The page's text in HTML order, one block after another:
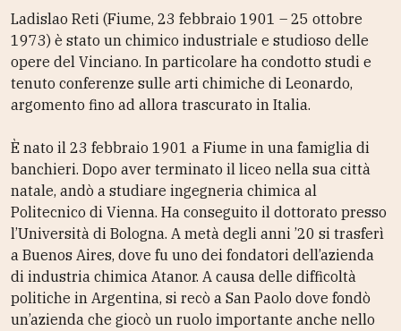
Ladislao Reti (Fiume, 23 febbraio 1901 – 25 ottobre
1973) è stato un chimico industriale e studioso delle
opere del Vinciano. In particolare ha condotto studi e
tenuto conferenze sulle arti chimiche di Leonardo,
argomento fino ad allora trascurato in Italia.
È nato il 23 febbraio 1901 a Fiume in una famiglia di
banchieri. Dopo aver terminato il liceo nella sua città
natale, andò a studiare ingegneria chimica al
Politecnico di Vienna. Ha conseguito il dottorato presso
l’Università di Bologna. A metà degli anni ’20 si trasferì
a Buenos Aires, dove fu uno dei fondatori dell’azienda
di industria chimica Atanor. A causa delle difficoltà
politiche in Argentina, si recò a San Paolo dove fondò
un’azienda che giocò un ruolo importante anche nello